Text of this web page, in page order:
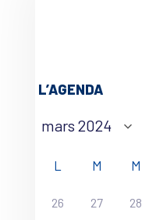
L’AGENDA
L M M
26 27 28